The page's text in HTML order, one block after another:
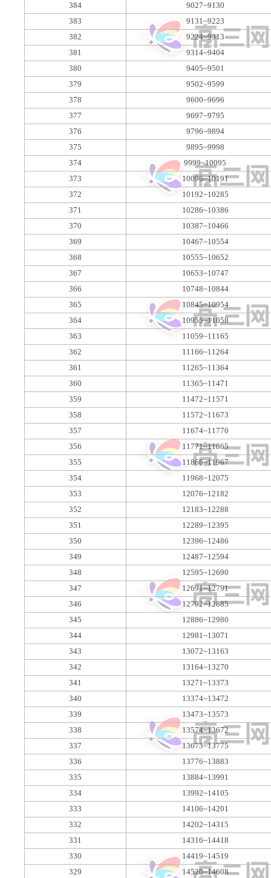
384
9027~9130
383
9131~9223
382
9224~9313
381
9314~9404
380
9405~9501
379
9502~9599
378
9600~9696
377
9697~9795
376
9796~9894
375
9895~9998
374
9999~10095
373
10096~10191
372
10192~10285
371
10286~10386
370
10387~10466
369
10467~10554
368
10555~10652
367
10653~10747
366
10748~10844
365
10845~10954
364
10955~11058
363
11059~11165
362
11166~11264
361
11265~11364
360
11365~11471
359
11472~11571
358
11572~11673
357
11674~11770
356
11771~11865
355
11866~11967
354
11968~12075
353
12076~12182
352
12183~12288
351
12289~12395
350
12396~12486
349
12487~12594
348
12595~12690
347
12691~12791
346
12792~12885
345
12886~12980
344
12981~13071
343
13072~13163
342
13164~13270
341
13271~13373
340
13374~13472
339
13473~13573
338
13574~13672
337
13673~13775
336
13776~13883
335
13884~13991
334
13992~14105
333
14106~14201
332
14202~14315
331
14316~14418
330
14419~14519
329
14520~14608